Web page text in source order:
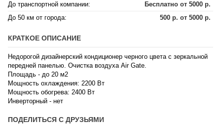
До транспортной компании:
Бесплатно от 5000 р.
До 50 км от города:
500 р. от 5000 р.
КРАТКОЕ ОПИСАНИЕ
Недорогой дизайнерский кондиционер черного цвета с зеркальной
передней панелью. Очистка воздуха Air Gate.
Площадь - до 20 м2
Мощность охлаждения: 2200 Вт
Мощность обогрева: 2400 Вт
Инверторный - нет
ПОДЕЛИТЬСЯ С ДРУЗЬЯМИ